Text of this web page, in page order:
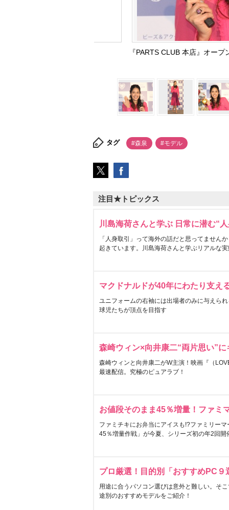
『PARTS CLUB 本店』オー
タグ #森泉 #モデル
注目★トピックス
川島海荷さんと学ぶ 日常に潜む“
「人身取引」って海外の話だと思ってません
起きています。川島海荷さんと学ぶリアルな
マクドナルドが40年にわたり支え
ユニフォームの右袖には出場者のみに与えら
球児たちが頂点を目指す
森崎ウィン×向井康二“両片思い”
森崎ウィンと向井康二がW主演！映画『（
最速配信。究極のピュアラブ！
お値段そのまま45％増量！ファミ
ファミチキにお弁当にアイスも!?ファミリー
45％増量作戦」が今夏、シリーズ初の年2回開
プロ厳選！目的別「おすすめPC９
用途に合うパソコン選びは意外と難しい。そ
途別のおすすめモデルをご紹介！